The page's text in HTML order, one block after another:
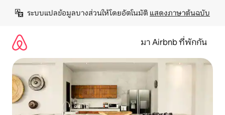
เนื้อหา
ระบบแปลข้อมูลบางส่วนให้โดยอัตโนมัติ แสดงภาษาต้นฉบับ
มา Airbnb ที่พักกัน